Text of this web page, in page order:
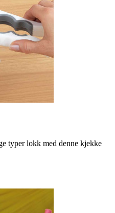
typer lokk med denne kjekke